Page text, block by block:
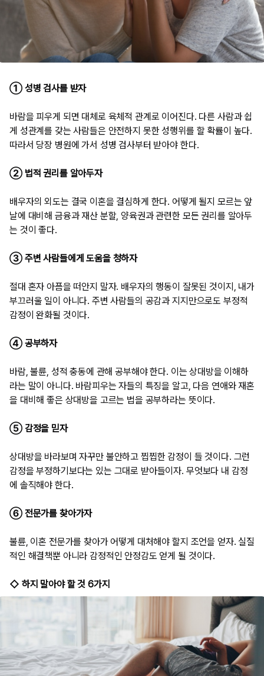
① 성병 검사를 받자
바람을 피우게 되면 대체로 육체적 관계로 이어진다. 다른 사람과 쉽
게 성관계를 갖는 사람들은 안전하지 못한 성행위를 할 확률이 높다.
따라서 당장 병원에 가서 성병 검사부터 받아야 한다.
② 법적 권리를 알아두자
배우자의 외도는 결국 이혼을 결심하게 한다. 어떻게 될지 모르는 앞
날에 대비해 금융과 재산 분할, 양육권과 관련한 모든 권리를 알아두
는 것이 좋다.
③ 주변 사람들에게 도움을 청하자
절대 혼자 아픔을 떠안지 말자. 배우자의 행동이 잘못된 것이지, 내가
부끄러울 일이 아니다. 주변 사람들의 공감과 지지만으로도 부정적
감정이 완화될 것이다.
④ 공부하자
바람, 불륜, 성적 충동에 관해 공부해야 한다. 이는 상대방을 이해하
라는 말이 아니다. 바람피우는 자들의 특징을 알고, 다음 연애와 재혼
을 대비해 좋은 상대방을 고르는 법을 공부하라는 뜻이다.
⑤ 감정을 믿자
상대방을 바라보며 자꾸만 불안하고 찝찝한 감정이 들 것이다. 그런
감정을 부정하기보다는 있는 그대로 받아들이자. 무엇보다 내 감정
에 솔직해야 한다.
⑥ 전문가를 찾아가자
불륜, 이혼 전문가를 찾아가 어떻게 대처해야 할지 조언을 얻자. 실질
적인 해결책뿐 아니라 감정적인 안정감도 얻게 될 것이다.
◇ 하지 말아야 할 것 6가지